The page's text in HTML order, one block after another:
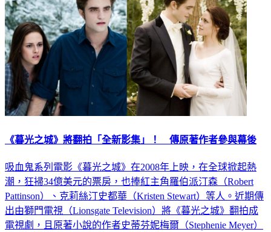
《暮光之城》將翻拍「全新影集」！ 傳原著作者參與幕後
吸血鬼系列電影《暮光之城》在2008年上映，在全球掀起熱
潮，狂掃34億美元的票房，也捧紅主角羅伯派汀森（Robert
Pattinson）、克莉絲汀史都華（Kristen Stewart）等人。近期傳
出由獅門電視（Lionsgate Television）將《暮光之城》翻拍成
電視劇，且原著小說的作者史蒂芬妮梅爾（Stephenie Meyer）